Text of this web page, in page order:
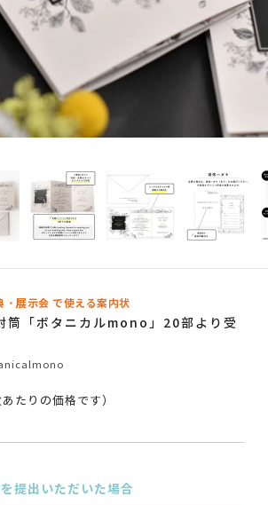
・展示会 で使える案内状
筒「ボタニカルmono」20部より受
あたりの価格です）
提出いただいた場合